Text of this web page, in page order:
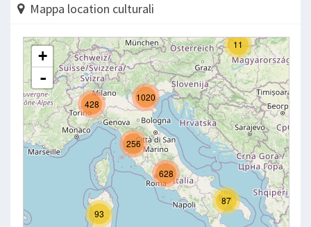
Mappa location culturali